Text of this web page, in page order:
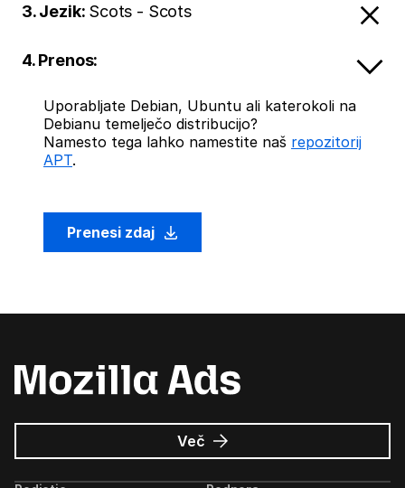
3. Jezik: Scots - Scots
4. Prenos:
Uporabljate Debian, Ubuntu ali katerokoli na
Debianu temelječo distribucijo?
Namesto tega lahko namestite naš repozitorij
APT.
Prenesi zdaj
Več o
Oglasi
Mozilla